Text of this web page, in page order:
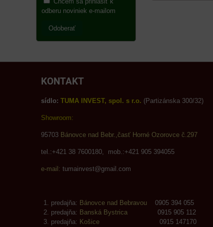
odberu noviniek e-mailom
Odoberať
KONTAKT
sídlo: TUMA INVEST, spol. s r.o. (Partizánska 300/32)
Showroom:
95703 Bánovce nad Bebr.,časť Horné Ozorovce č.297
tel.:+421 38 7600180, mob.:+421 905 394055
e-mail: tumainvest@gmail.com
predajňa: Bánovce nad Bebravou 0905 394 055
predajňa: Banská Bystrica 0915 905 112
predajňa: Košice 0915 147170